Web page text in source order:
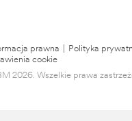
prawna Polityka
cookie
2026. Wszelkie prawa